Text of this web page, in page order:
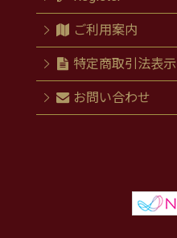
ご利用案内
特定商取引法表示
お問い合わせ